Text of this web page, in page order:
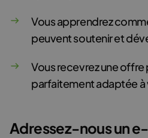
Vous apprendrez
peuvent soutenir et
Vous recevrez une offre
parfaitement adaptée à
Adressez-nous un